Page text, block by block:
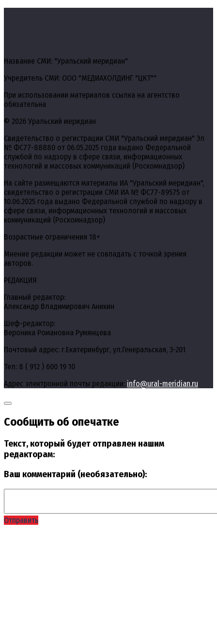
Название СМИ: "Уральский меридиан"
Учредитель СМИ: ООО "МЕДИАХОЛДИНГ "ЦКТ""
При использовании материалов ссылка на агентство
обязательна
© 2026 Уральский меридиан
Свидетельство о регистрации СМИ "Уральский меридиан" Эл
№ ФС77-88880 от 06.05.2025 года выдано Федеральной
службой по надзору в сфере связи, информационных
технологий и массовых коммуникаций (Роскомнадзор)
На сайте размещаются материалы ИА "Уральский меридиан",
свидетельство о регистрации СМИ ИА № ФС77-89575 от
10.06.2025 года выдано Федеральной службой по надзору в
сфере связи, информационных технологий и массовых
коммуникаций (Роскомнадзор)
Возрастные ограничения 18+
Мнение редакции может не совпадать с точкой зрения
авторов.
РЕДАКЦИЯ
Главный редактор:
Александр Владимирович Аникин
Шеф-редактор:
Вероника Романовна Румянцева
Почтовый адрес: г.Екатеринбург, ул.Генеральская, 3-201
Тел: 8 ( 912 ) 600 19 10
Адрес электронной почты редакции: info@ural-meridian.ru
Сообщить об опечатке
Текст, который будет отправлен нашим
редакторам:
Ваш комментарий (необязательно):
Отправить